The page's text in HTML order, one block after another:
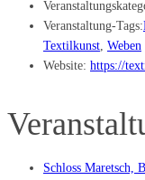
Veranstaltung-Tags:
Textilkunst, Weben
Website: https://
Schloss Maretsch,